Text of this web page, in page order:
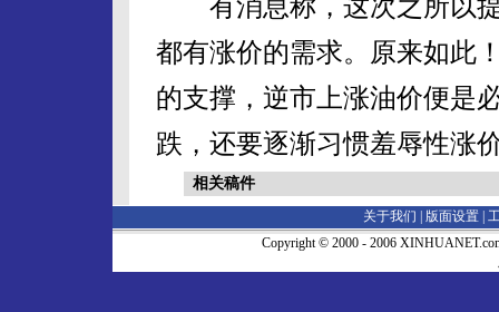
有消息称，这次之所以提
都有涨价的需求。原来如此
的支撑，逆市上涨油价便是
跌，还要逐渐习惯羞辱性涨
相关稿件
关于我们 | 版面设置
Copyright © 2000 - 2006